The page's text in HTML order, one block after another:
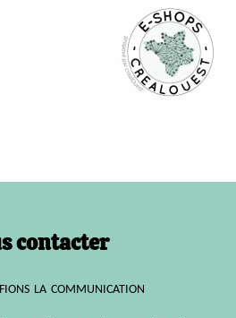
contacter
la communication